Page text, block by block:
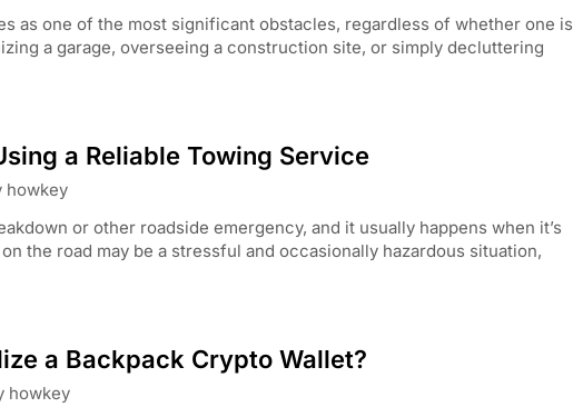
as one of the most significant obstacles, regardless of whether one is
a garage, overseeing a construction site, or simply decluttering
a Reliable Towing Service
howkey
or other roadside emergency, and it usually happens when it’s
the road may be a stressful and occasionally hazardous situation,
a Backpack Crypto Wallet?
howkey